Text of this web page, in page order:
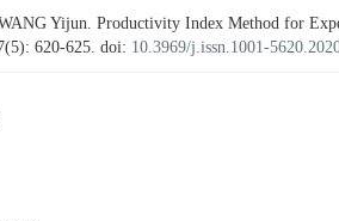
Yijun. Productivity Index Method for
620-625. doi: 10.3969/j.issn.1001-